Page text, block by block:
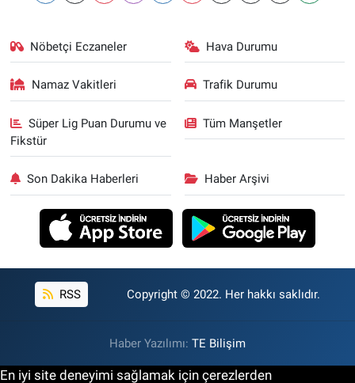
Nöbetçi Eczaneler Hava Durumu
Namaz Vakitleri Trafik Durumu
Süper Lig Puan Durumu ve
Fikstür
Tüm Manşetler
Son Dakika Haberleri Haber Arşivi
RSS Copyright © 2022. Her hakkı saklıdır.
Haber Yazılımı: TE Bilişim
En iyi site deneyimi sağlamak için çerezlerden